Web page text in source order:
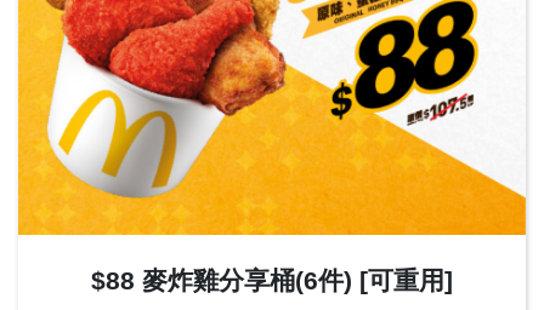
$88 麥炸雞分享桶(6件) [可重用]